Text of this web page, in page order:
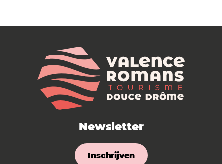
Newsletter
Inschrijven